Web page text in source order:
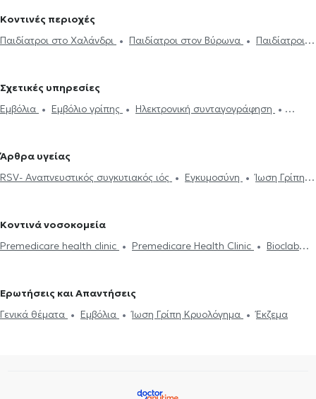
Κοντινές περιοχές
Παιδίατροι στο Χαλάνδρι
Παιδίατροι στον Βύρωνα
Παιδίατροι
Παιδίατροι στην Παλλήνη
Παιδίατροι στα Μελίσσια
Παιδίατροι στην Αθήνα
Παιδίατροι
στο Γαλάτσι
Παιδίατροι στη Μεταμόρφωση
Παιδίατροι στη Νέα
Σχετικές υπηρεσίες
Εμβόλια
Εμβόλιο γρίπης
Ηλεκτρονική συνταγογράφηση
Προγεννητική συμβουλευτική
Αλλεργία
Γαστροοισοφαγική παλινδρόμηση
Εγκυμοσύνη
Άρθρα υγείας
RSV- Αναπνευστικός συγκυτιακός ιός
Εγκυμοσύνη
Ίωση Γρίπη
Κοντινά νοσοκομεία
Premedicare health clinic
Premedicare Health Clinic
Bioclab
Ερωτήσεις και Απαντήσεις
Γενικά θέματα
Εμβόλια Ίωση Γρίπη Κρυολόγημα Έκζεμα